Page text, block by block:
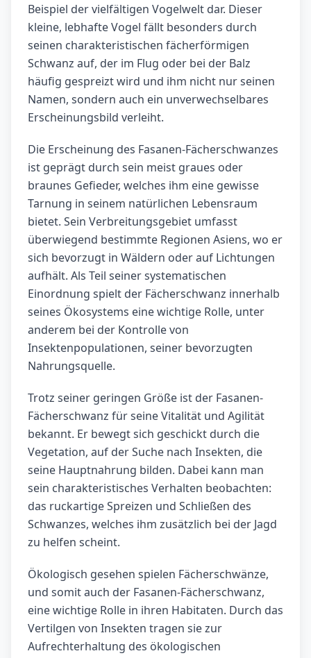
Beispiel der vielfältigen Vogelwelt dar. Dieser
kleine, lebhafte Vogel fällt besonders durch
seinen charakteristischen fächerförmigen
Schwanz auf, der im Flug oder bei der Balz
häufig gespreizt wird und ihm nicht nur seinen
Namen, sondern auch ein unverwechselbares
Erscheinungsbild verleiht.
Die Erscheinung des Fasanen-Fächerschwanzes
ist geprägt durch sein meist graues oder
braunes Gefieder, welches ihm eine gewisse
Tarnung in seinem natürlichen Lebensraum
bietet. Sein Verbreitungsgebiet umfasst
überwiegend bestimmte Regionen Asiens, wo er
sich bevorzugt in Wäldern oder auf Lichtungen
aufhält. Als Teil seiner systematischen
Einordnung spielt der Fächerschwanz innerhalb
seines Ökosystems eine wichtige Rolle, unter
anderem bei der Kontrolle von
Insektenpopulationen, seiner bevorzugten
Nahrungsquelle.
Trotz seiner geringen Größe ist der Fasanen-
Fächerschwanz für seine Vitalität und Agilität
bekannt. Er bewegt sich geschickt durch die
Vegetation, auf der Suche nach Insekten, die
seine Hauptnahrung bilden. Dabei kann man
sein charakteristisches Verhalten beobachten:
das ruckartige Spreizen und Schließen des
Schwanzes, welches ihm zusätzlich bei der Jagd
zu helfen scheint.
Ökologisch gesehen spielen Fächerschwänze,
und somit auch der Fasanen-Fächerschwanz,
eine wichtige Rolle in ihren Habitaten. Durch das
Vertilgen von Insekten tragen sie zur
Aufrechterhaltung des ökologischen